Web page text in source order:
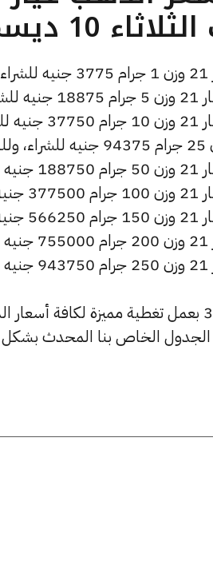
الساعة 4:40 مساءً )
الجدول الخاص بنا المحدث بشكل